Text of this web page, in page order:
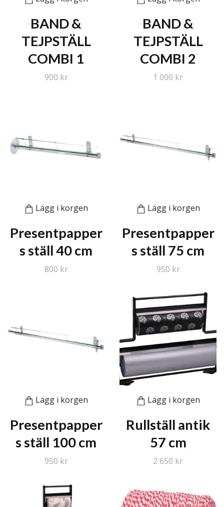
BAND &
TEJPSTÄLL
COMBI 1
900 kr
BAND &
TEJPSTÄLL
COMBI 2
1 000 kr
Lägg i korgen
Presentpapper
s ställ 40 cm
800 kr
Lägg i korgen
Presentpapper
s ställ 75 cm
950 kr
Lägg i korgen
Presentpapper
s ställ 100 cm
950 kr
Lägg i korgen
Rullställ antik
57 cm
2 650 kr